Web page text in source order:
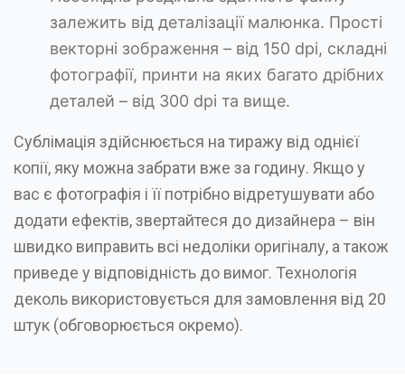
залежить від деталізації малюнка. Прості
векторні зображення – від 150 dpi, складні
фотографії, принти на яких багато дрібних
деталей – від 300 dpi та вище.
Сублімація здійснюється на тиражу від однієї
копії, яку можна забрати вже за годину. Якщо у
вас є фотографія і її потрібно відретушувати або
додати ефектів, звертайтеся до дизайнера – він
швидко виправить всі недоліки оригіналу, а також
приведе у відповідність до вимог. Технологія
деколь використовується для замовлення від 20
штук (обговорюється окремо).